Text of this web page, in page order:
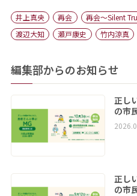
井上真央 再会 再会～Silent
渡辺大知
瀬戸康史 竹内涼真
編集部からのお知らせ
正し
の市
正し
の市